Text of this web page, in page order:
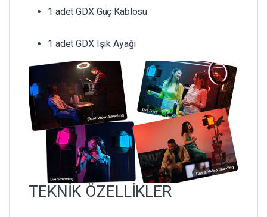
1 adet GDX Güç Kablosu
1 adet GDX Işık Ayağı
TEKNİK ÖZELLİKLER